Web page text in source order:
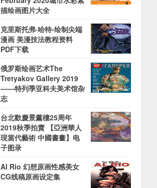
描绘画图片大全
克里斯托弗·哈特-绘制尖端
漫画 美漫技法教程资料
PDF下载
俄罗斯绘画艺术The
Tretyakov Gallery 2019
——特列季亚科夫美术馆杂
志
台北歡慶景薰樓25周年
2019秋季拍賣 【亞洲華人
現當代藝術 中國書畫】电
子图录
Al Rio 幻想原画性感美女
CG线稿原画设定集